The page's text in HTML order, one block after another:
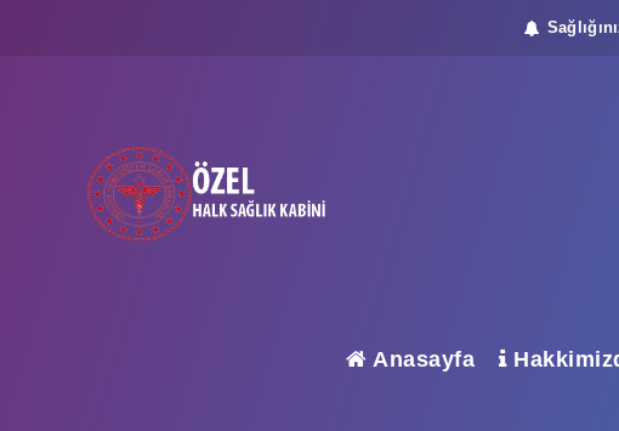
Anasayfa